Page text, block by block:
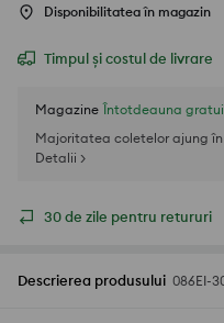
Disponibilitatea în magazin
Timpul și costul de livrare
Magazine Întotdeauna
Majoritatea coletelor ajung
Detalii >
30 de zile pentru retururi
Descrierea produsului 086EI-